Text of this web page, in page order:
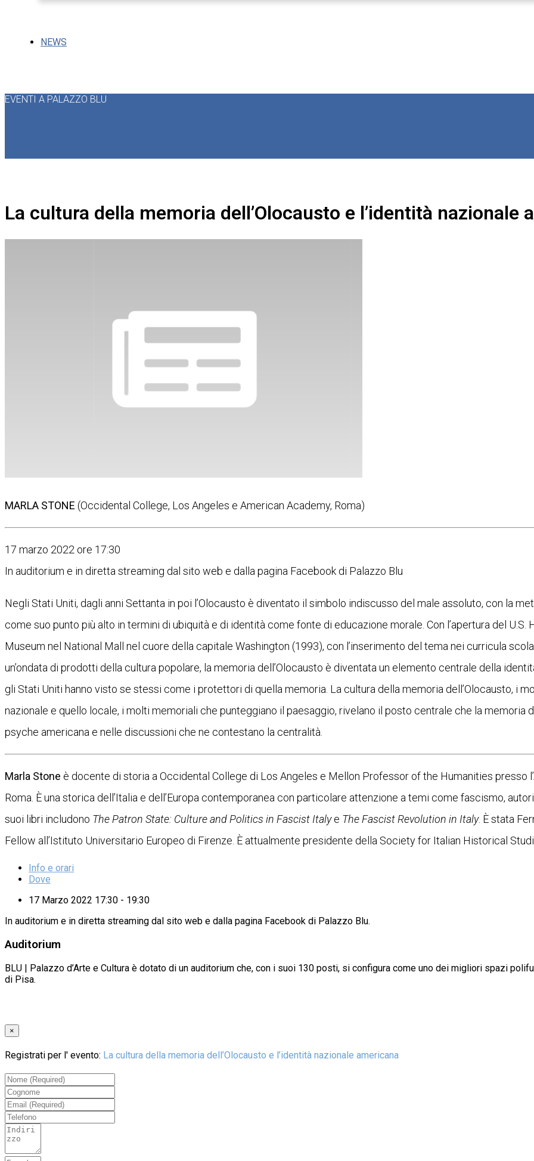
NEWS
EVENTI A PALAZZO BLU
La cultura della memoria dell’Olocausto e l’identità nazionale
MARLA STONE (Occidental College, Los Angeles e American Academy, Roma)
17 marzo 2022 ore 17:30
In auditorium e in diretta streaming dal sito web e dalla pagina Facebook di Palazzo Blu
Negli Stati Uniti, dagli anni Settanta in poi l’Olocausto è diventato il simbolo indiscusso del male assoluto, con la
come suo punto più alto in termini di ubiquità e di identità come fonte di educazione morale. Con l’apertura del U.S.
Museum nel National Mall nel cuore della capitale Washington (1993), con l’inserimento del tema nei curricula
un’ondata di prodotti della cultura popolare, la memoria dell’Olocausto è diventata un elemento centrale della
gli Stati Uniti hanno visto se stessi come i protettori di quella memoria. La cultura della memoria dell’Olocausto, i
nazionale e quello locale, i molti memoriali che punteggiano il paesaggio, rivelano il posto centrale che la memoria
psyche americana e nelle discussioni che ne contestano la centralità.
Marla Stone è docente di storia a Occidental College di Los Angeles e Mellon Professor of the Humanities presso
Roma. È una storica dell’Italia e dell’Europa contemporanea con particolare attenzione a temi come fascismo,
suoi libri includono The Patron State: Culture and Politics in Fascist Italye The Fascist Revolution in Italy. È stata
Fellow all’Istituto Universitario Europeo di Firenze. È attualmente presidente della Society for Italian Historical
Info e orari
Dove
17 Marzo 2022 17:30 - 19:30
In auditorium e in diretta streaming dal sito web e dalla pagina Facebook di Palazzo Blu.
Auditorium
BLU | Palazzo d’Arte e Cultura è dotato di un auditorium che, con i suoi 130 posti, si configura come uno dei migliori spazi
di Pisa.
×
Registrati per l' evento: La cultura della memoria dell’Olocausto e l’identità nazionale americana